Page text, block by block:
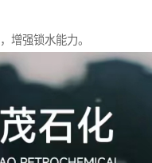
增强锁水能力。